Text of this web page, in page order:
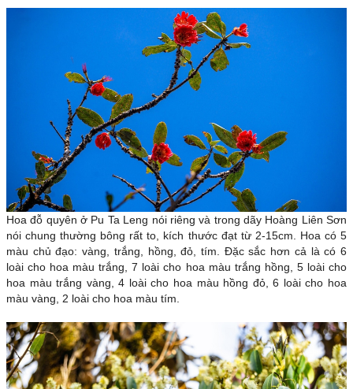
Hoa đỗ quyên ở Pu Ta Leng nói riêng và trong dãy Hoàng Liên Sơn
nói chung thường bông rất to, kích thước đạt từ 2-15cm. Hoa có 5
màu chủ đạo: vàng, trắng, hồng, đỏ, tím. Đặc sắc hơn cả là có 6
loài cho hoa màu trắng, 7 loài cho hoa màu trắng hồng, 5 loài cho
hoa màu trắng vàng, 4 loài cho hoa màu hồng đỏ, 6 loài cho hoa
màu vàng, 2 loài cho hoa màu tím.